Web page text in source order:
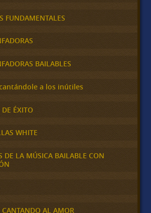
FUNDAMENTALES
BAILABLES
a los inútiles
ÉXITO
WHITE
DE LA MÚSICA BAILABLE CON
AL AMOR